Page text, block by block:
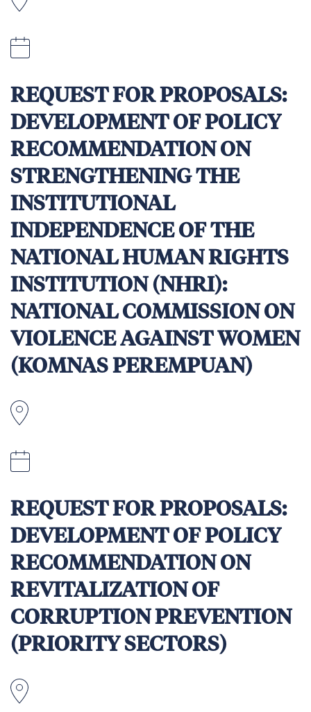
REQUEST FOR PROPOSALS:
DEVELOPMENT OF POLICY
RECOMMENDATION ON
STRENGTHENING THE
INSTITUTIONAL
INDEPENDENCE OF THE
NATIONAL HUMAN RIGHTS
INSTITUTION (NHRI):
NATIONAL COMMISSION ON
VIOLENCE AGAINST WOMEN
(KOMNAS PEREMPUAN)
REQUEST FOR PROPOSALS:
DEVELOPMENT OF POLICY
RECOMMENDATION ON
REVITALIZATION OF
CORRUPTION PREVENTION
(PRIORITY SECTORS)